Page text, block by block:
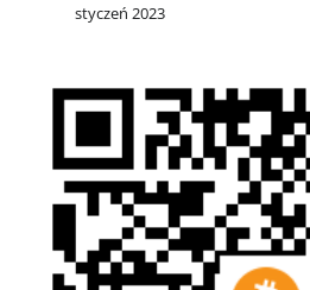
styczeń 2023